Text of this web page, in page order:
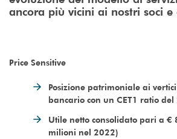
ancora più vicini ai nostri soci e
Price Sensitive
Posizione patrimoniale ai
bancario con un CET1 ratio del
Utile netto consolidato pari a
milioni nel 2022)